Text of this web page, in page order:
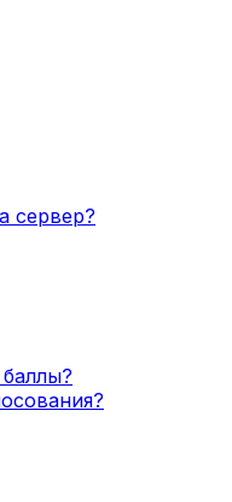
сервер?